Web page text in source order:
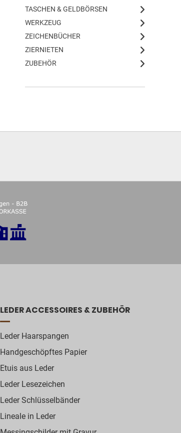
TASCHEN & GELDBÖRSEN
WERKZEUG
ZEICHENBÜCHER
ZIERNIETEN
ZUBEHÖR
LEDER ACCESSOIRES & ZUBEHÖR
Leder Haarspangen
Handgeschöpftes Papier
Etuis aus Leder
Leder Lesezeichen
Leder Schlüsselbänder
Lineale in Leder